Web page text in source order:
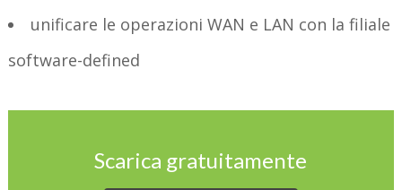
unificare le operazioni WAN e LAN con la filiale
software-defined
Scarica gratuitamente